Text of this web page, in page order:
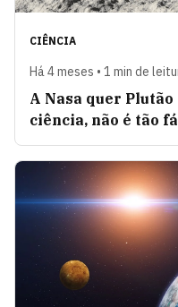
CIÊNCIA
Há 4 meses • 1 min de
A Nasa quer
ciência, não é tão